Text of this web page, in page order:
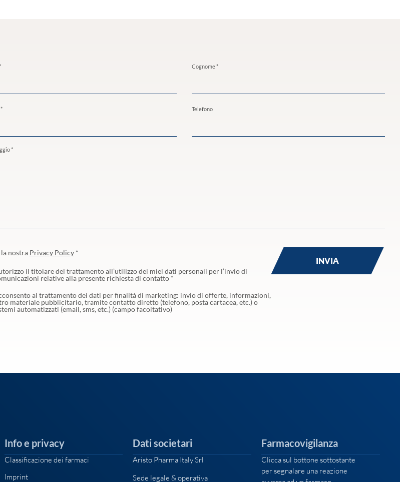
Cognome *
Telefono
*
la nostra Privacy Policy*
il titolare del trattamento all’utilizzo dei miei dati personali per l’invio di
relative alla presente richiesta di contatto *
al trattamento dei dati per finalità di marketing: invio di offerte, informazioni,
materiale pubblicitario, tramite contatto diretto (telefono, posta cartacea, etc.) o
automatizzati (email, sms, etc.) (campo facoltativo)
Info e privacy
Classificazione dei farmaci
Imprint
Dati societari
Aristo Pharma Italy Srl
Sede legale & operativa
Farmacovigilanza
Clicca sul bottone sottostante
per segnalare una reazione